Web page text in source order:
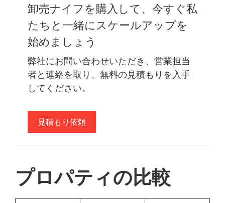
卸売ナイフを購入して、今すぐ私
たちと一緒にスケールアップを
始めましょう
弊社にお問い合わせいただき、営業担当
者と連絡を取り、無料の見積もりを入手
してください。
見積もり依頼
プロパティの比較